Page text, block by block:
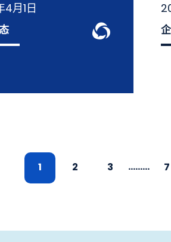
月1日
1 2 3 ......... 7